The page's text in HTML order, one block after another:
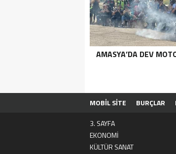
AMASYA’DA DEV
MOBİL SİTE BURÇLAR
3. SAYFA
EKONOMİ
KÜLTÜR SANAT